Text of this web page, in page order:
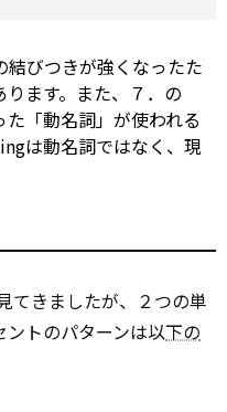
結びつきが強くなったた
ます。また、７．の
「動名詞」が使われる
は動名詞ではなく、現
てきましたが、２つの単
トのパターンは以下の